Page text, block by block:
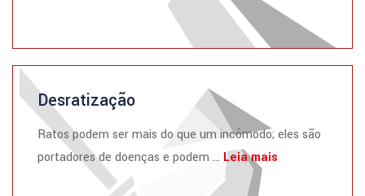
Desratização
Ratos podem ser mais do que um incômodo; eles são
portadores de doenças e podem ... Leia mais